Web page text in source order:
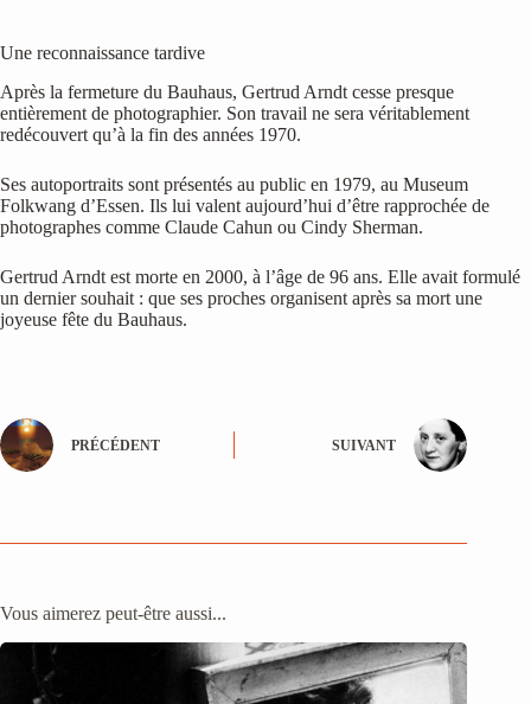
Une reconnaissance tardive
Après la fermeture du Bauhaus, Gertrud Arndt cesse presque
entièrement de photographier. Son travail ne sera véritablement
redécouvert qu’à la fin des années 1970.
Ses autoportraits sont présentés au public en 1979, au Museum
Folkwang d’Essen. Ils lui valent aujourd’hui d’être rapprochée de
photographes comme Claude Cahun ou Cindy Sherman.
Gertrud Arndt est morte en 2000, à l’âge de 96 ans. Elle avait formulé
un dernier souhait : que ses proches organisent après sa mort une
joyeuse fête du Bauhaus.
PRÉCÉDENT SUIVANT
Vous aimerez peut-être aussi...